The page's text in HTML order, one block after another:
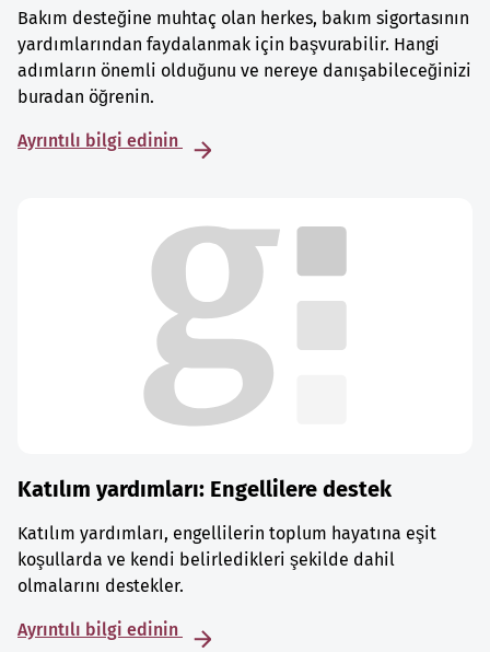
Bakım desteğine muhtaç olan herkes, bakım sigortasının
yardımlarından faydalanmak için başvurabilir. Hangi
adımların önemli olduğunu ve nereye danışabileceğinizi
buradan öğrenin.
Ayrıntılı bilgi edinin
Katılım yardımları: Engellilere destek
Katılım yardımları, engellilerin toplum hayatına eşit
koşullarda ve kendi belirledikleri şekilde dahil
olmalarını destekler.
Ayrıntılı bilgi edinin